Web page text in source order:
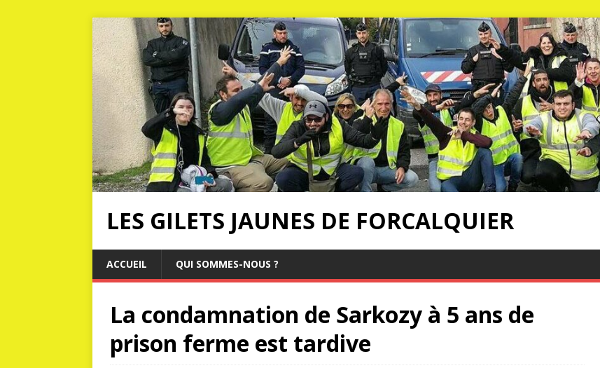
LES GILETS JAUNES DE FORCALQUIER
ACCUEIL QUI SOMMES-NOUS ?
La condamnation de Sarkozy à 5 ans de
prison ferme est tardive